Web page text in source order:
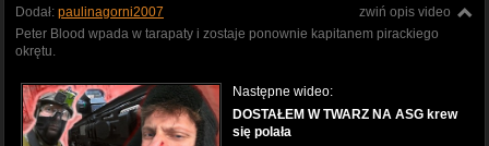
zwiń opis video
Dodał: paulinagorni2007
Peter Blood wpada w tarapaty i zostaje ponownie kapitanem pirackiego
okrętu.
Następne wideo:
DOSTAŁEM W TWARZ NA ASG krew
się polała